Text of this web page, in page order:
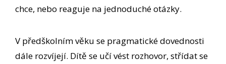
chce, nebo reaguje na jednoduché otázky.
V předškolním věku se pragmatické dovednosti
dále rozvíjejí. Dítě se učí vést rozhovor, střídat se